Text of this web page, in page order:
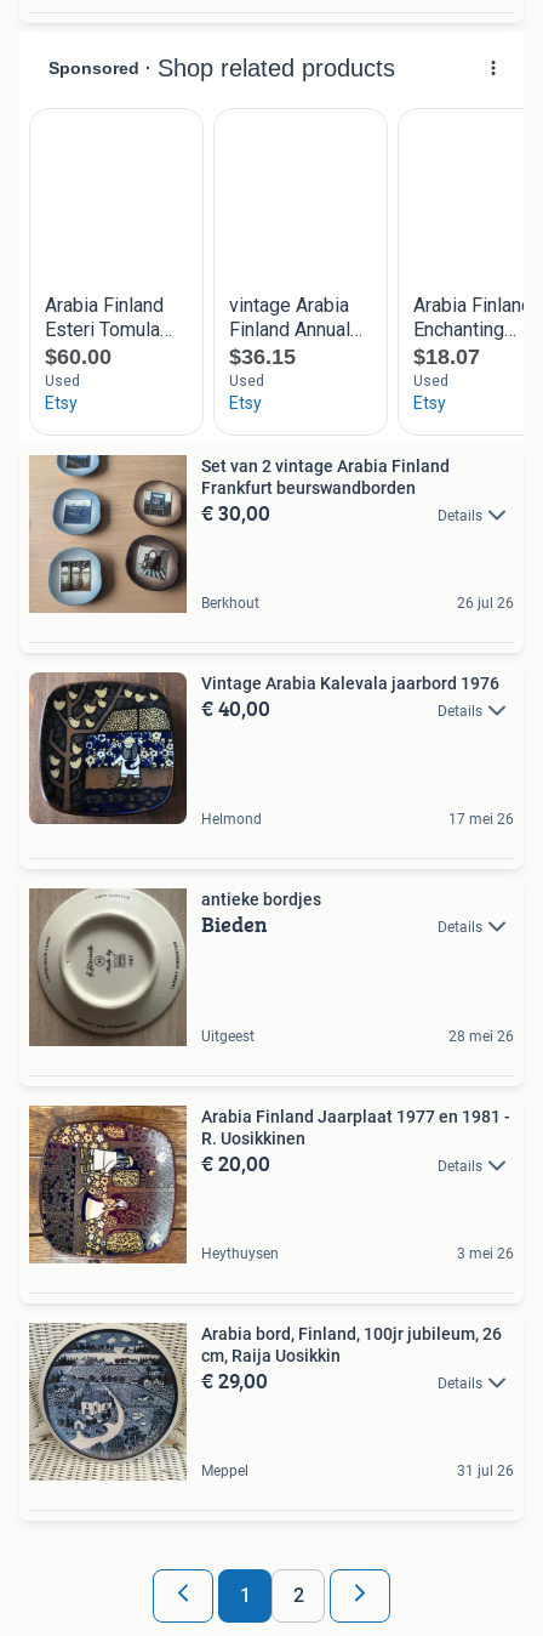
Set van 2 vintage Arabia Finland
Frankfurt beurswandborden
€ 30,00 Details
Berkhout 26 jul 26
Vintage Arabia Kalevala jaarbord 1976
€ 40,00 Details
Helmond 17 mei 26
antieke bordjes
Bieden Details
Uitgeest 28 mei 26
Arabia Finland Jaarplaat 1977 en 1981 -
R. Uosikkinen
€ 20,00 Details
Heythuysen 3 mei 26
Arabia bord, Finland, 100jr jubileum, 26
cm, Raija Uosikkin
€ 29,00 Details
Meppel 31 jul 26
1 2